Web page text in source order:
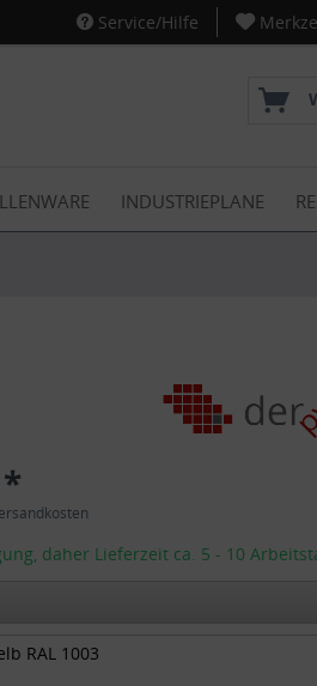
Service/Hilfe
INDUSTRIEPLANE
daher Lieferzeit ca. 5 - 10
RAL 1003